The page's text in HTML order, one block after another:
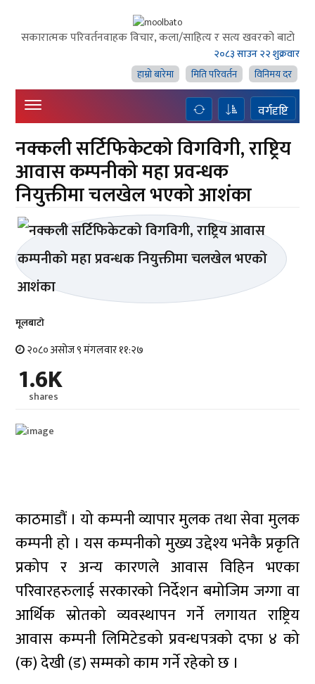
सकारात्मक परिवर्तनवाहक विचार, कला/साहित्य र सत्य खवरको बाटाे
२०८३ साउन २२ शुक्रवार
हाम्राे बारेमा
मिति परिवर्तन विनिमय दर
वर्गदृष्टि
नक्कली सर्टिफिकेटको विगविगी, राष्ट्रिय
आवास कम्पनीको महा प्रवन्धक
नियुक्तीमा चलखेल भएको आशंका
मूलबाटाे
२०८० असोज ९ मंगलवार ११:२७
1.6K
shares
काठमाडौं । यो कम्पनी व्यापार मुलक तथा सेवा मुलक
कम्पनी हो । यस कम्पनीको मुख्य उद्देश्य भनेकै प्रकृति
प्रकोप र अन्य कारणले आवास विहिन भएका
परिवारहरुलाई सरकारको निर्देशन बमोजिम जग्गा वा
आर्थिक स्रोतको व्यवस्थापन गर्ने लगायत राष्ट्रिय
आवास कम्पनी लिमिटेडको प्रवन्धपत्रको दफा ४ को
(क) देखी (ड) सम्मको काम गर्ने रहेको छ ।